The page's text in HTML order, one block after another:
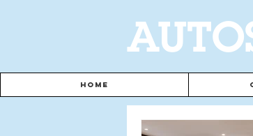
A
Home